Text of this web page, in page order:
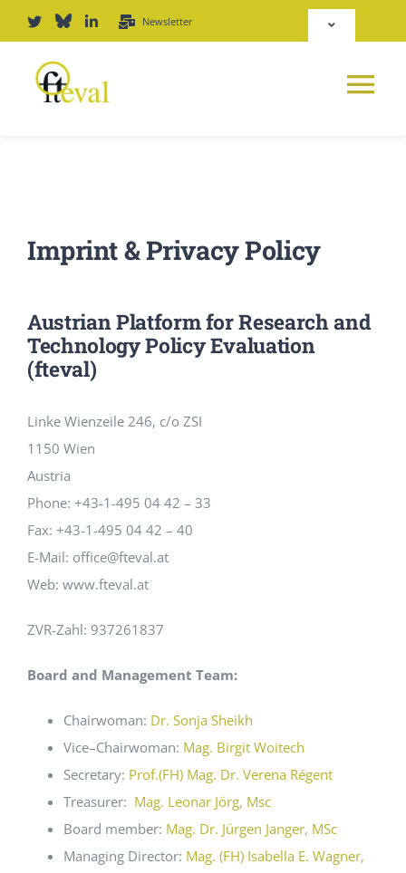
to
content
Newsletter
Toggle
Deutsch
Login
PODCAST
Events
Contact
Imprint & Privacy Policy
Austrian Platform for Research and
Technology Policy Evaluation
(fteval)
Linke Wienzeile 246, c/o ZSI
1150 Wien
Austria
Phone: +43-1-495 04 42 – 33
Fax: +43-1-495 04 42 – 40
E-Mail: office@fteval.at
Web: www.fteval.at
ZVR-Zahl: 937261837
Board and Management Team:
Chairwoman: Dr. Sonja Sheikh
Vice–Chairwoman: Mag. Birgit Woitech
Secretary: Prof.(FH) Mag. Dr. Verena Régent
Treasurer: Mag. Leonar Jörg, Msc
Board member: Mag. Dr. Jürgen Janger, MSc
Managing Director: Mag. (FH) Isabella E. Wagner,